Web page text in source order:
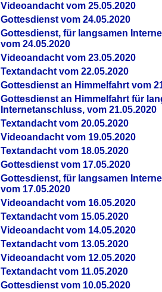
Videoandacht vom 25.05.2020
Gottesdienst vom 24.05.2020
Gottesdienst, für langsamen
vom 24.05.2020
Videoandacht vom 23.05.2020
Textandacht vom 22.05.2020
Gottesdienst an Himmelfahrt vom
Gottesdienst an Himmelfahrt für
Internetanschluss, vom 21.05.2020
Textandacht vom 20.05.2020
Videoandacht vom 19.05.2020
Textandacht vom 18.05.2020
Gottesdienst vom 17.05.2020
Gottesdienst, für langsamen
vom 17.05.2020
Videoandacht vom 16.05.2020
Textandacht vom 15.05.2020
Videoandacht vom 14.05.2020
Textandacht vom 13.05.2020
Videoandacht vom 12.05.2020
Textandacht vom 11.05.2020
Gottesdienst vom 10.05.2020